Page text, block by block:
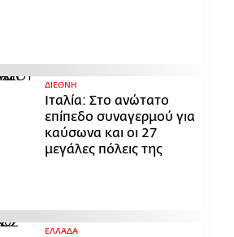
ΔΙΕΘΝΗ
Ιταλία: Στο ανώτατο
επίπεδο συναγερμού για
καύσωνα και οι 27
μεγάλες πόλεις της
ΕΛΛΑΔΑ